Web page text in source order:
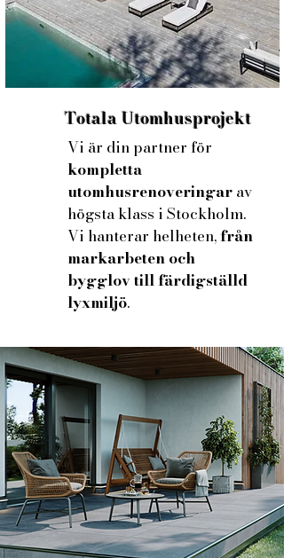
Totala Utomhusprojekt
Vi är din partner för
kompletta
utomhusrenoveringarav
högsta klass i Stockholm.
Vi hanterar helheten,från
markarbeten och
bygglov till färdigställd
lyxmiljö.